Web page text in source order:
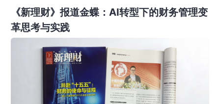
《新理财》报道金蝶：AI转型下的财务管理变
革思考与实践